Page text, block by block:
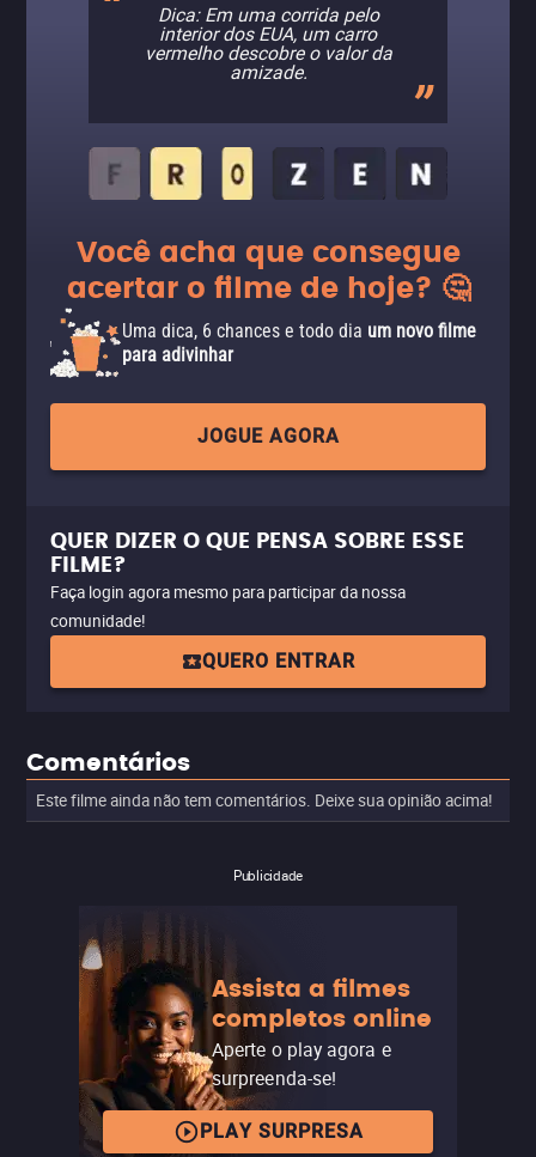
Dica: Em uma corrida pelo
interior dos EUA, um carro
vermelho descobre o valor da
amizade.
Você acha que consegue
acertar o filme de hoje? 🤔
Uma dica, 6 chances e todo dia um novo filme
para adivinhar
JOGUE AGORA
QUER DIZER O QUE PENSA SOBRE ESSE
FILME?
Faça login agora mesmo para participar da nossa
comunidade!
QUERO ENTRAR
Comentários
Este filme ainda não tem comentários. Deixe sua opinião acima!
Publicidade
Assista a filmes
completos online
Aperte o play agora e
surpreenda-se!
PLAY SURPRESA